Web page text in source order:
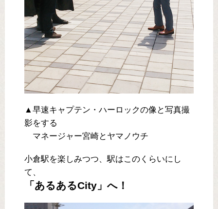
▲早速キャプテン・ハーロックの像と写真撮
影をする
マネージャー宮崎とヤマノウチ
小倉駅を楽しみつつ、駅はこのくらいにし
て、
「あるあるCity」へ！